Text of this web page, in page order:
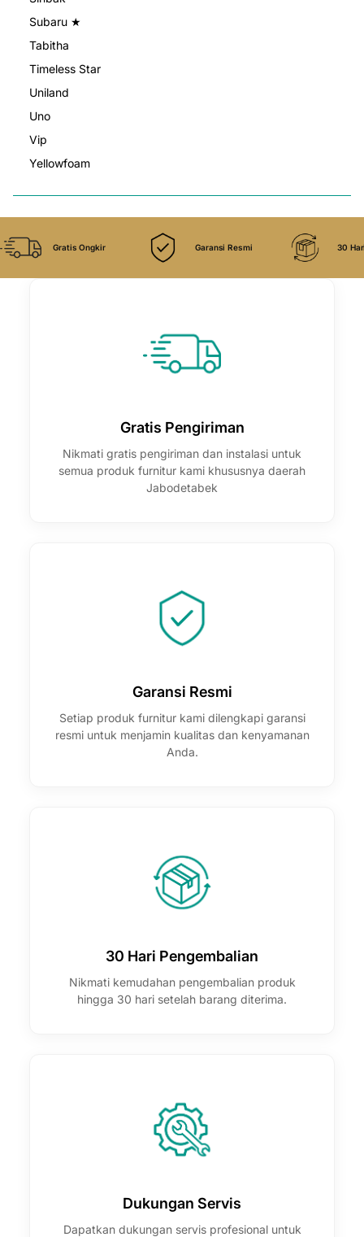
Subaru ★
Tabitha
Timeless Star
Uniland
Uno
Vip
Yellowfoam
Gratis Ongkir Garansi Resmi 30
Gratis Pengiriman
Nikmati gratis pengiriman dan instalasi untuk
semua produk furnitur kami khususnya daerah
Jabodetabek
Garansi Resmi
Setiap produk furnitur kami dilengkapi garansi
resmi untuk menjamin kualitas dan kenyamanan
Anda.
30 Hari Pengembalian
Nikmati kemudahan pengembalian produk
hingga 30 hari setelah barang diterima.
Dukungan Servis
Dapatkan dukungan servis profesional untuk